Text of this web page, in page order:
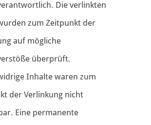
Die verlinkten
zum Zeitpunkt der
auf mögliche
überprüft.
Inhalte waren zum
der Verlinkung nicht
Eine permanente